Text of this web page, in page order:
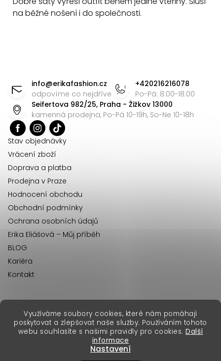
Využíváme soubory cookies, které nám pomáhají
poskytovat a zlepšovat naše služby. Používáním tohoto
webu souhlasíte s našimi pravidly pro cookies. Další
informace
Nastavení
na běžné nošení i do společnosti.
info@erikafashion.cz
odpovíme co nejdříve
+420216216078
Po-Pá: 8:00-18:00
Seifertova 982/25, Praha - Žižkov 13000
kamenná prodejna, Po-Pá 10-19h, So-Ne 10-18h
Stav objednávky
Vrácení zboží
Doprava a platba
Prodejna v Praze
Hodnocení obchodu
Obchodní podmínky
Ochrana osobních údajů
Erika Eliášová – Můj příběh
BLOG
Kariéra
Kontakt
Vytvořil Shoptet Premium
Copyright 2026Erika Fashion. Všechna práva vyhrazena.
erikafashion.sk